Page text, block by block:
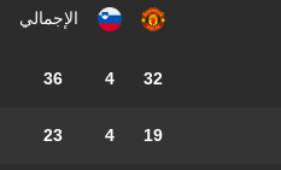
الإجمالي
32
4
36
19
4
23